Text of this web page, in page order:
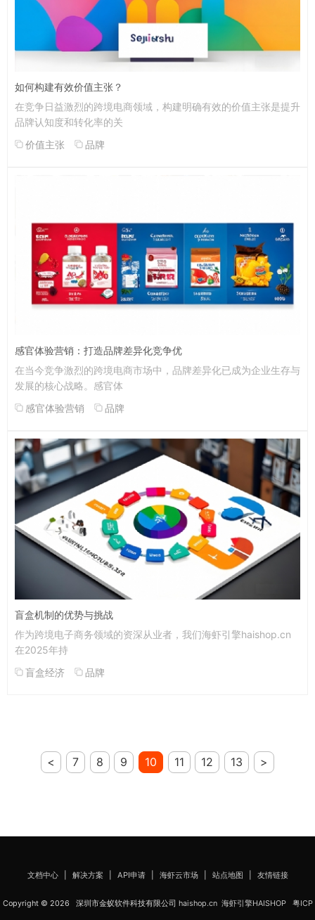
如何构建有效价值主张？
在竞争日益激烈的跨境电商领域，构建明确有效的价值主张是提升
品牌认知度和转化率的关
价值主张
品牌
感官体验营销：打造品牌差异化竞争优
在当今竞争激烈的跨境电商市场中，品牌差异化已成为企业生存与
发展的核心战略。感官体
感官体验营销
品牌
盲盒机制的优势与挑战
作为跨境电子商务领域的资深从业者，我们海虾引擎haishop.cn
在2025年持
盲盒经济
品牌
< 7 8 9 10 11 12 13 >
文档中心| 解决方案 API申请| 海虾云市场| 站点地图 友情链接
Copyright © 2026 深圳市金蚁软件科技有限公司 haishop.cn 海虾引擎HAISHOP 粤ICP